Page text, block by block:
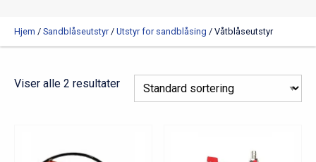
Hjem / Sandblåseutstyr/ Utstyr for sandblåsing / Våtblåseutstyr
Viser alle 2 resultater